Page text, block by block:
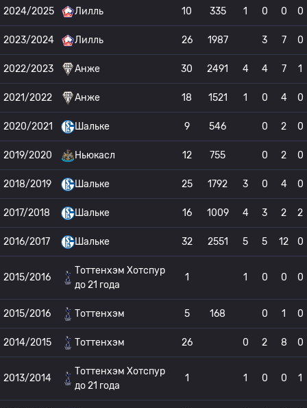
2024/2025 Лилль 10 335 1 0 0 0
2023/2024 Лилль 26 1987 3 7 0
2022/2023 Анже 30 2491 4 4 7 1
2021/2022 Анже 18 1521 1 0 4 0
2020/2021 Шальке 9 546 0 2 0
2019/2020 Ньюкасл 12 755 0 2 0
2018/2019 Шальке 25 1792 3 0 4 0
2017/2018 Шальке 16 1009 4 3 2 2
2016/2017 Шальке 32 2551 5 5 12 0
2015/2016
Тоттенхэм Хотспур
до 21 года
1 1 0 0 0
2015/2016 Тоттенхэм 5 168 0 1 0
2014/2015 Тоттенхэм 26 0 2 8 0
2013/2014
Тоттенхэм Хотспур
до 21 года
1 1 0 0 1